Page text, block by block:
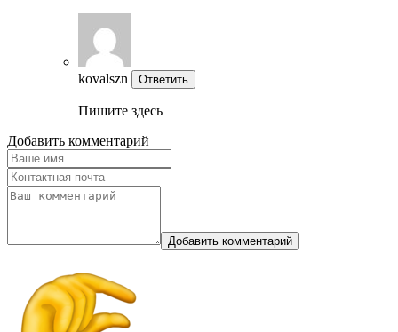
kovalszn Ответить
Пишите здесь
Добавить комментарий
Добавить комментарий